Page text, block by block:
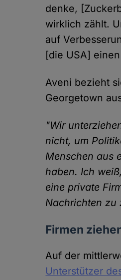
denke,
wirklich zählt.
auf
[die USA]
Aveni bezieht
Georgetown
"Wir
nicht, um
Menschen aus
haben. Ich
eine private
Nachrichten zu
Firmen
Auf der
Unterstützer